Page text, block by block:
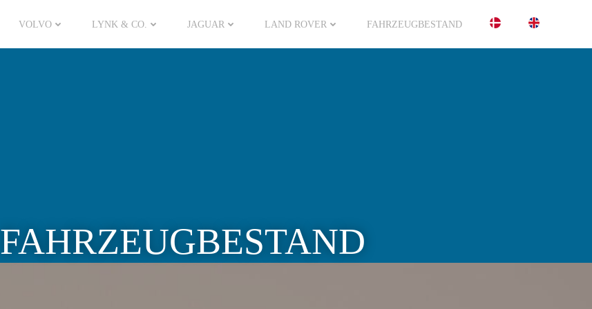
VOLVO LYNK & CO. JAGUAR LAND ROVER FAHRZEUGBESTAND
FAHRZEUGBESTAND